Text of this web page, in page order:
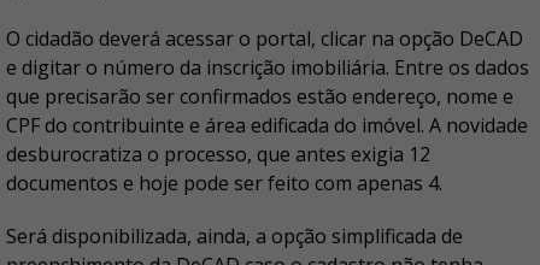
O cidadão deverá acessar o portal, clicar na opção DeCAD
e digitar o número da inscrição imobiliária. Entre os dados
que precisarão ser confirmados estão endereço, nome e
CPF do contribuinte e área edificada do imóvel. A novidade
desburocratiza o processo, que antes exigia 12
documentos e hoje pode ser feito com apenas 4.
Será disponibilizada, ainda, a opção simplificada de